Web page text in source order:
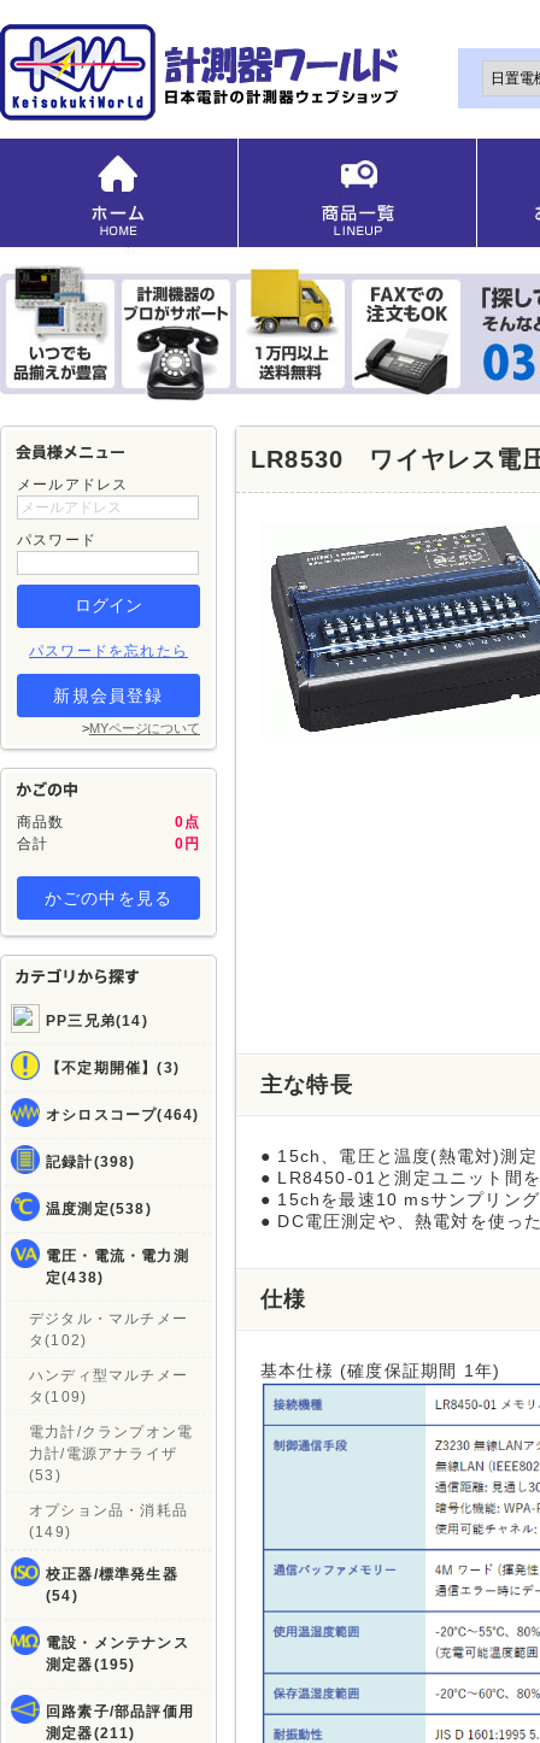
メールアドレス
パスワード
パスワードを忘れたら
新規会員登録
>MYページについて
商品数
0点
合計
0円
かごの中を見る
PP三兄弟(14)
【不定期開催】(3)
オシロスコープ(464)
記録計(398)
温度測定(538)
電圧・電流・電力測
定(438)
デジタル・マルチメー
タ(102)
ハンディ型マルチメー
タ(109)
電力計/クランプオン電
力計/電源アナライザ
(53)
オプション品・消耗品
(149)
校正器/標準発生器
(54)
電設・メンテナンス
測定器(195)
回路素子/部品評価用
測定器(211)
LR8530 ワイヤレス電
主な特長
● 15ch、電圧と温度(熱電対)測定
● LR8450-01と測定ユニット間
● 15chを最速10 msサンプリング
● DC電圧測定や、熱電対を使っ
仕様
基本仕様 (確度保証期間 1年)